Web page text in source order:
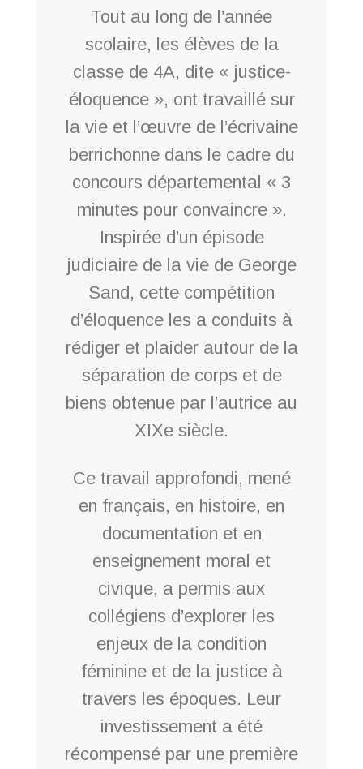
Tout au long de l’année
scolaire, les élèves de la
classe de 4A, dite « justice-
éloquence », ont travaillé sur
la vie et l’œuvre de l’écrivaine
berrichonne dans le cadre du
concours départemental « 3
minutes pour convaincre ».
Inspirée d’un épisode
judiciaire de la vie de George
Sand, cette compétition
d’éloquence les a conduits à
rédiger et plaider autour de la
séparation de corps et de
biens obtenue par l’autrice au
XIXe siècle.
Ce travail approfondi, mené
en français, en histoire, en
documentation et en
enseignement moral et
civique, a permis aux
collégiens d’explorer les
enjeux de la condition
féminine et de la justice à
travers les époques. Leur
investissement a été
récompensé par une première